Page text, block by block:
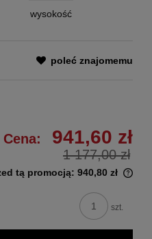
wysokość
poleć znajomemu
Cena: 941,60 zł
1 177,00 zł
tą promocją: 940,80 zł
szt.